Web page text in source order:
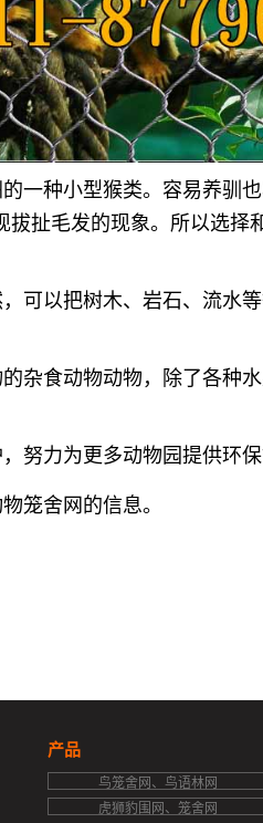
一种小型猴类。容易养驯
扯毛发的现象。所以选择
可以把树木、岩石、流水
杂食动物动物，除了各种
努力为更多动物园提供环保
笼舍网的信息。
产品
鸟笼舍网、鸟语林网
虎狮豹围网、笼舍网